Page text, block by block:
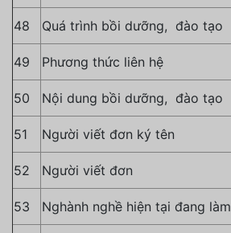
48 Quá trình bồi dưỡng, đào tạo
49 Phương thức liên hệ
50 Nội dung bồi dưỡng, đào tạo
51 Người viết đơn ký tên
52 Người viết đơn
53 Nghành nghề hiện tại đang làm